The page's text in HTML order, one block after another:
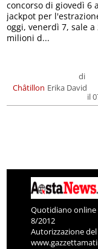
Châtillon
di
Erika David
il
concorso di giovedì 6
jackpot per
oggi, venerdì 7, sale a
milioni d...
Quotidiano online
8/2012
Autorizzazione